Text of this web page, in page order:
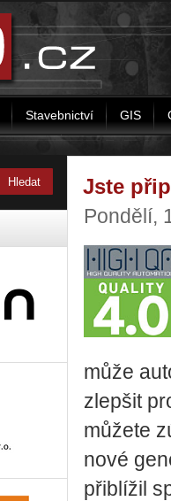
Stavebnictví GIS
Jste
Pondělí,
může
zlepšit
můžete
nové
přiblížil